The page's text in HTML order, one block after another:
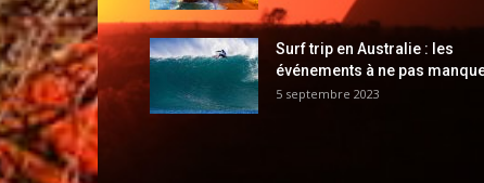
Surf trip en Australie : les
événements à ne pas
5 septembre 2023